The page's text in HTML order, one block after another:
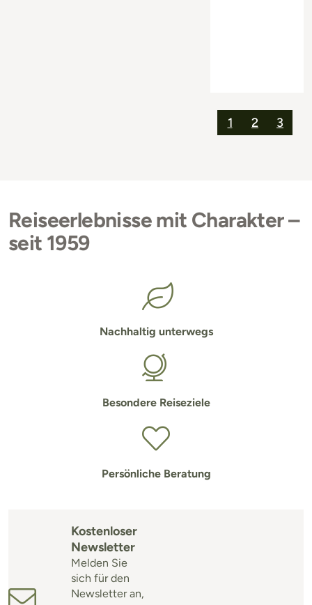
1 2 3
Reiseerlebnisse mit Charakter –
seit 1959
Nachhaltig unterwegs
Besondere Reiseziele
Persönliche Beratung
Kostenloser
Newsletter
Melden Sie
sich für den
Newsletter an,